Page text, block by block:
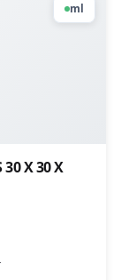
30 X 30 X
ml